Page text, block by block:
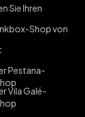
Sie Ihren
Shop von
Pestana-
Vila Galé-